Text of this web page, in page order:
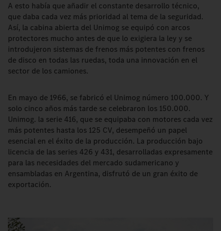
A esto había que añadir el constante desarrollo técnico,
que daba cada vez más prioridad al tema de la seguridad.
Así, la cabina abierta del Unimog se equipó con arcos
protectores mucho antes de que lo exigiera la ley y se
introdujeron sistemas de frenos más potentes con frenos
de disco en todas las ruedas, toda una innovación en el
sector de los camiones.
En mayo de 1966, se fabricó el Unimog número 100.000. Y
solo cinco años más tarde se celebraron los 150.000.
Unimog. la serie 416, que se equipaba con motores cada vez
más potentes hasta los 125 CV, desempeñó un papel
esencial en el éxito de la producción. La producción bajo
licencia de las series 426 y 431, desarrolladas expresamente
para las necesidades del mercado sudamericano y
ensambladas en Argentina, disfrutó de un gran éxito de
exportación.